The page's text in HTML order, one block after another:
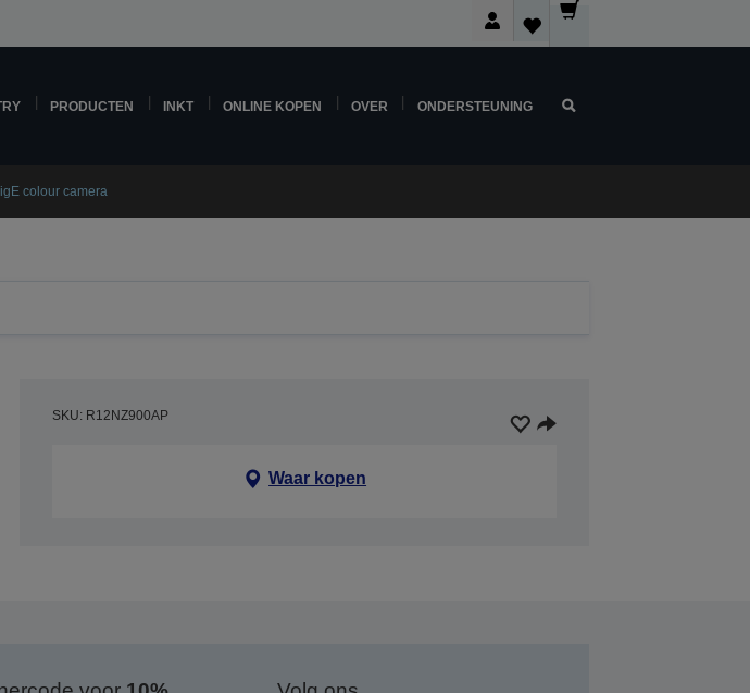
PRODUCTEN INKT ONLINE KOPEN OVER ONDERSTEUNING
colour camera
SKU: R12NZ900AP
Waar kopen